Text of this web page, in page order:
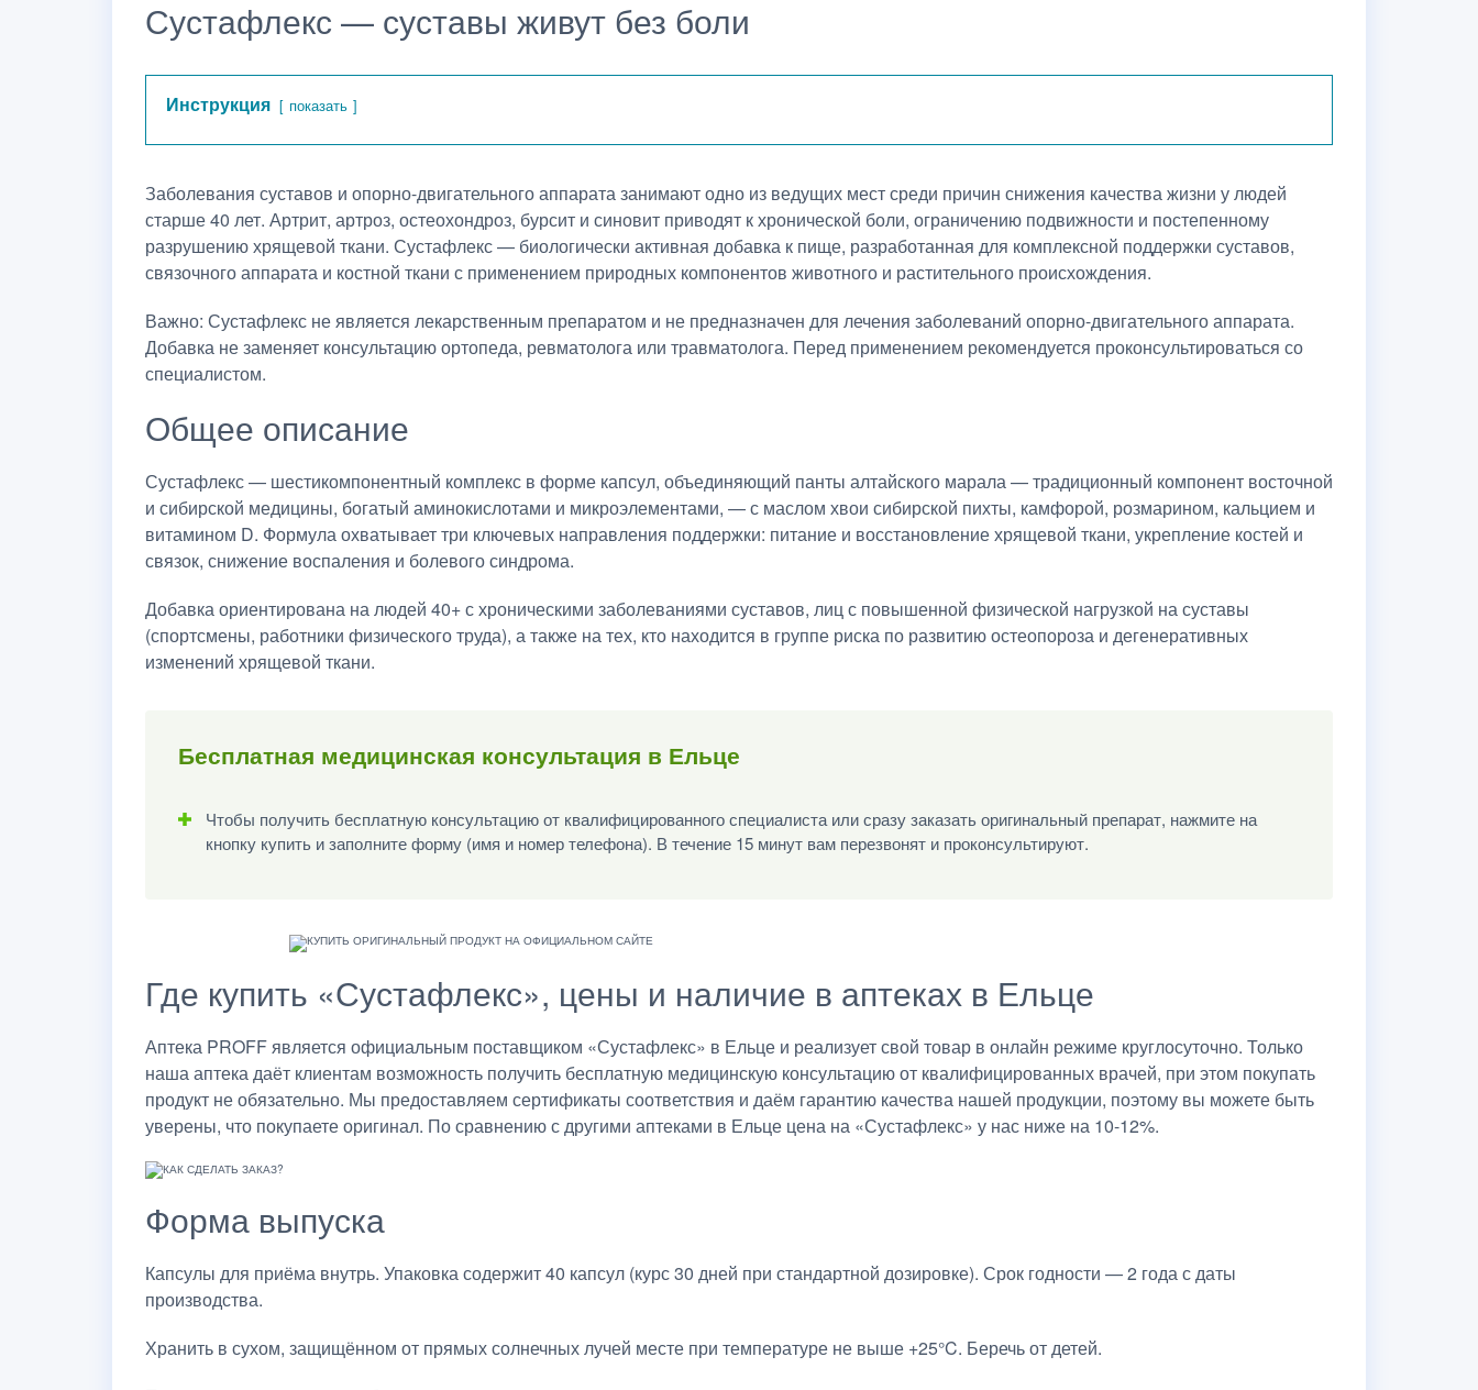
Сустафлекс — суставы живут без боли
Инструкция показать
Заболевания суставов и опорно-двигательного аппарата занимают одно из ведущих мест среди причин снижения качества жизни у людей
старше 40 лет. Артрит, артроз, остеохондроз, бурсит и синовит приводят к хронической боли, ограничению подвижности и постепенному
разрушению хрящевой ткани. Сустафлекс — биологически активная добавка к пище, разработанная для комплексной поддержки суставов,
связочного аппарата и костной ткани с применением природных компонентов животного и растительного происхождения.
Важно: Сустафлекс не является лекарственным препаратом и не предназначен для лечения заболеваний опорно-двигательного аппарата.
Добавка не заменяет консультацию ортопеда, ревматолога или травматолога. Перед применением рекомендуется проконсультироваться со
специалистом.
Общее описание
Сустафлекс — шестикомпонентный комплекс в форме капсул, объединяющий панты алтайского марала — традиционный компонент восточной
и сибирской медицины, богатый аминокислотами и микроэлементами, — с маслом хвои сибирской пихты, камфорой, розмарином, кальцием и
витамином D. Формула охватывает три ключевых направления поддержки: питание и восстановление хрящевой ткани, укрепление костей и
связок, снижение воспаления и болевого синдрома.
Добавка ориентирована на людей 40+ с хроническими заболеваниями суставов, лиц с повышенной физической нагрузкой на суставы
(спортсмены, работники физического труда), а также на тех, кто находится в группе риска по развитию остеопороза и дегенеративных
изменений хрящевой ткани.
Бесплатная медицинская консультация в Ельце
Чтобы получить бесплатную консультацию от квалифицированного специалиста или сразу заказать оригинальный препарат, нажмите на
кнопку купить и заполните форму (имя и номер телефона). В течение 15 минут вам перезвонят и проконсультируют.
Где купить «Сустафлекс», цены и наличие в аптеках в Ельце
Аптека PROFF является официальным поставщиком «Сустафлекс» в Ельце и реализует свой товар в онлайн режиме круглосуточно. Только
наша аптека даёт клиентам возможность получить бесплатную медицинскую консультацию от квалифицированных врачей, при этом покупать
продукт не обязательно. Мы предоставляем сертификаты соответствия и даём гарантию качества нашей продукции, поэтому вы можете быть
уверены, что покупаете оригинал. По сравнению с другими аптеками в Ельце цена на «Сустафлекс» у нас ниже на 10-12%.
Форма выпуска
Капсулы для приёма внутрь. Упаковка содержит 40 капсул (курс 30 дней при стандартной дозировке). Срок годности — 2 года с даты
производства.
Хранить в сухом, защищённом от прямых солнечных лучей месте при температуре не выше +25°C. Беречь от детей.